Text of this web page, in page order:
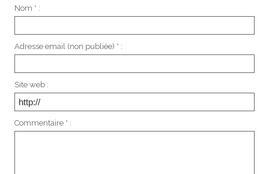
Nom * :
Adresse email (non publiée) * :
Site web :
Commentaire * :